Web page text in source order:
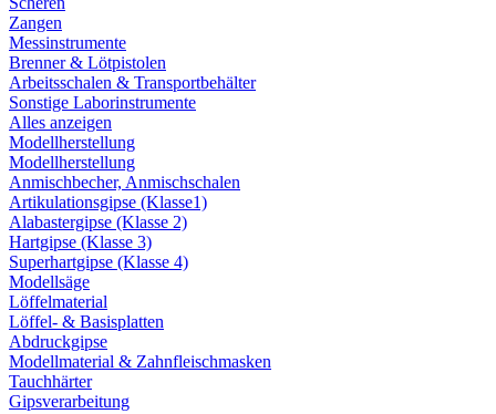
Zangen
Messinstrumente
Brenner & Lötpistolen
Arbeitsschalen & Transportbehälter
Sonstige Laborinstrumente
Alles anzeigen
Modellherstellung
Modellherstellung
Anmischbecher, Anmischschalen
Artikulationsgipse (Klasse1)
Alabastergipse (Klasse 2)
Hartgipse (Klasse 3)
Superhartgipse (Klasse 4)
Modellsäge
Löffelmaterial
Löffel- & Basisplatten
Abdruckgipse
Modellmaterial & Zahnfleischmasken
Tauchhärter
Gipsverarbeitung